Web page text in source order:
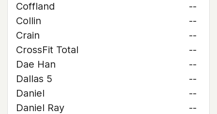
Coffland
--
Collin
--
Crain
--
CrossFit Total
--
Dae Han
--
Dallas 5
--
Daniel
--
Daniel Ray
--